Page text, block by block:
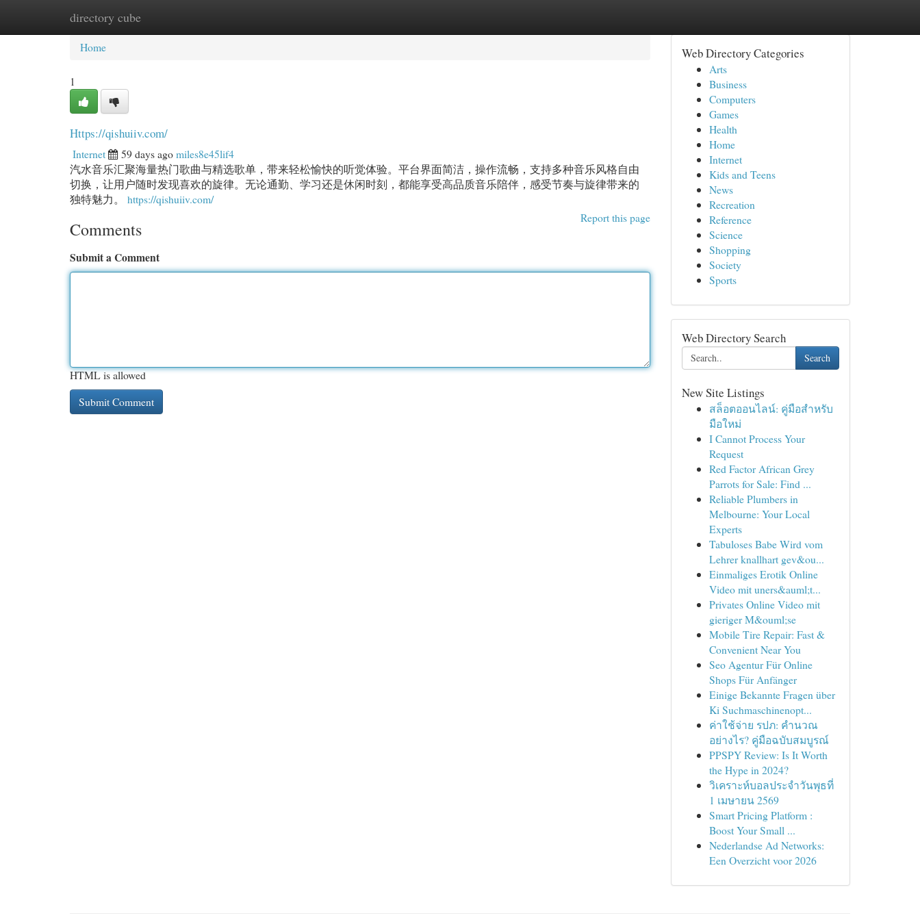
directory cube
Home New Site Listings
Home
1
Https://qishuiiv.com/
Internet 59 days agomiles8e45lif4
汽水音乐汇聚海量热门歌曲与精选歌单，带来轻松愉快的听觉体验。平台界面简洁，操作流畅，支持多种音乐风格自由
切换，让用户随时发现喜欢的旋律。无论通勤、学习还是休闲时刻，都能享受高品质音乐陪伴，感受节奏与旋律带来的
独特魅力。 https://qishuiiv.com/
Report this page
Comments
Submit a Comment
HTML is allowed
Web Directory Categories
Arts
Business
Computers
Games
Health
Home
Internet
Kids and Teens
News
Recreation
Reference
Science
Shopping
Society
Sports
Web Directory Search
Search
New Site Listings
สล็อตออนไลน์: คู่มือสำหรับ
มือใหม่
I Cannot Process Your
Request
Red Factor African Grey
Parrots for Sale: Find ...
Reliable Plumbers in
Melbourne: Your Local
Experts
Tabuloses Babe Wird vom
Lehrer knallhart gev&ou...
Einmaliges Erotik Online
Video mit uners&auml;t...
Privates Online Video mit
gieriger M&ouml;se
Mobile Tire Repair: Fast &
Convenient Near You
Seo Agentur Für Online
Shops Für Anfänger
Einige Bekannte Fragen über
Ki Suchmaschinenopt...
ค่าใช้จ่าย รปภ: คำนวณ
อย่างไร? คู่มือฉบับสมบูรณ์
PPSPY Review: Is It Worth
the Hype in 2024?
วิเคราะห์บอลประจำวันพุธที่
1 เมษายน 2569
Smart Pricing Platform :
Boost Your Small ...
Nederlandse Ad Networks:
Een Overzicht voor 2026